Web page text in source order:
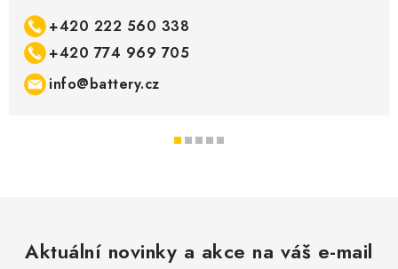
+420 222 560 338
+420 774 969 705
info@battery.cz
Aktuální novinky a akce na váš e-mail